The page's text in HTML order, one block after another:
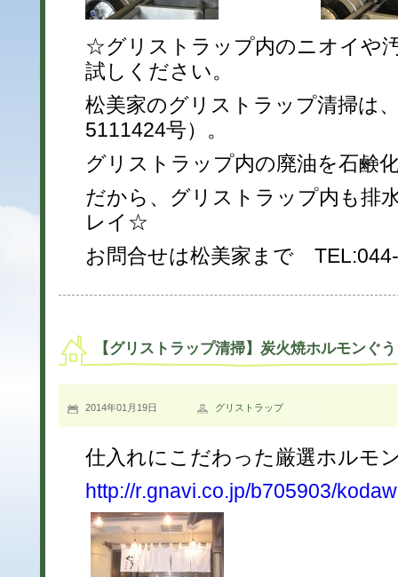
☆グリストラップ内のニオイや
試しください。
松美家のグリストラップ清掃は
5111424号）。
グリストラップ内の廃油を石鹸
だから、グリストラップ内も排
レイ☆
お問合せは松美家まで
【グリストラップ清掃】炭火焼ホルモンぐ
2014年01月19日 グリストラップ
仕入れにこだわった厳選ホルモ
http://r.gnavi.co.jp/b705903/